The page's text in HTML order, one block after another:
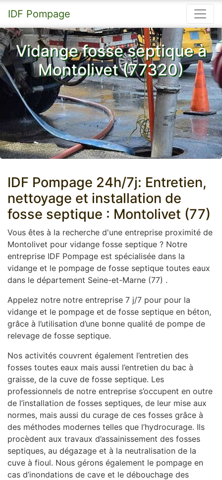
IDF Pompage
Vidange fosse septique à
Montolivet (77320)
IDF Pompage 24h/7j: Entretien,
nettoyage et installation de
fosse septique : Montolivet (77)
Vous êtes à la recherche d'une entreprise proximité de
Montolivet pour vidange fosse septique ? Notre
entreprise IDF Pompage est spécialisée dans la
vidange et le pompage de fosse septique toutes eaux
dans le département Seine-et-Marne (77) .
Appelez notre notre entreprise 7 j/7 pour pour la
vidange et le pompage et de fosse septique en béton,
grâce à l’utilisation d’une bonne qualité de pompe de
relevage de fosse septique.
Nos activités couvrent également l’entretien des
fosses toutes eaux mais aussi l’entretien du bac à
graisse, de la cuve de fosse septique. Les
professionnels de notre entreprise s’occupent en outre
de l’installation de fosses septiques, de leur mise aux
normes, mais aussi du curage de ces fosses grâce à
des méthodes modernes telles que l’hydrocurage. Ils
procèdent aux travaux d’assainissement des fosses
septiques, au dégazage et à la neutralisation de la
cuve à fioul. Nous gérons également le pompage en
cas d’inondations de cave et le débouchage des